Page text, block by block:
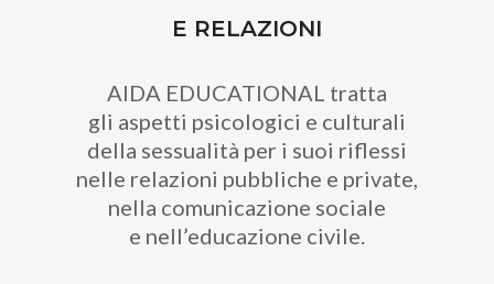
E RELAZIONI
AIDA EDUCATIONAL tratta
gli aspetti psicologici e culturali
della sessualità per i suoi riflessi
nelle relazioni pubbliche e private,
nella comunicazione sociale
e nell’educazione civile.